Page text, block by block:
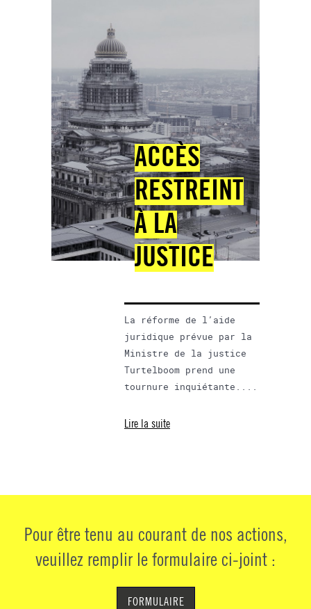
ACCÈS
RESTREINT
À LA
JUSTICE
La réforme de l’aide
juridique prévue par la
Ministre de la justice
Turtelboom prend une
tournure inquiétante....
Lire la suite
Pour être tenu au courant de nos actions,
veuillez remplir le formulaire ci-joint :
FORMULAIRE